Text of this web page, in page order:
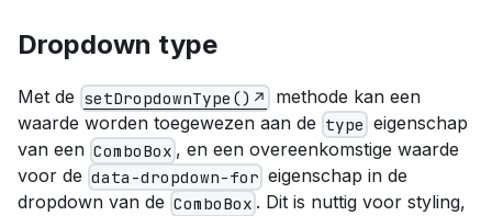
Dropdown type
Met de setDropdownType()
methode kan een
waarde worden toegewezen aan de type eigenschap
van een ComboBox , en een overeenkomstige waarde
voor de data-dropdown-for eigenschap in de
dropdown van de ComboBox . Dit is nuttig voor styling,